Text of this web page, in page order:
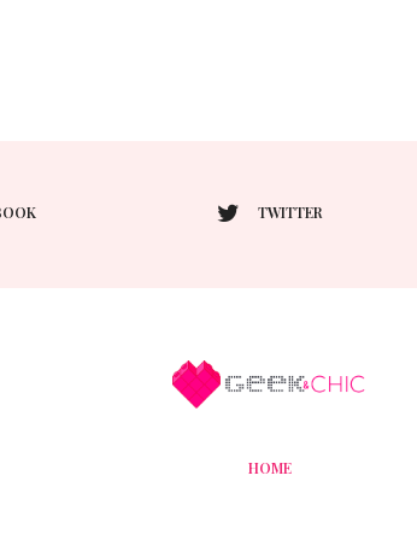
TWITTER
HOME